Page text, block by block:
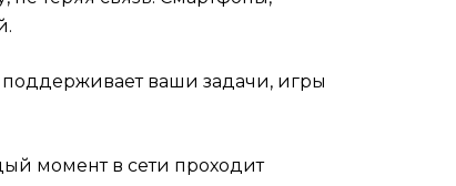
поддерживает ваши задачи, игры
момент в сети проходит